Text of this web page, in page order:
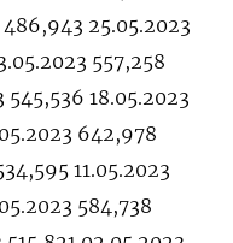
25.05.2023
557,258
18.05.2023
642,978
11.05.2023
584,738